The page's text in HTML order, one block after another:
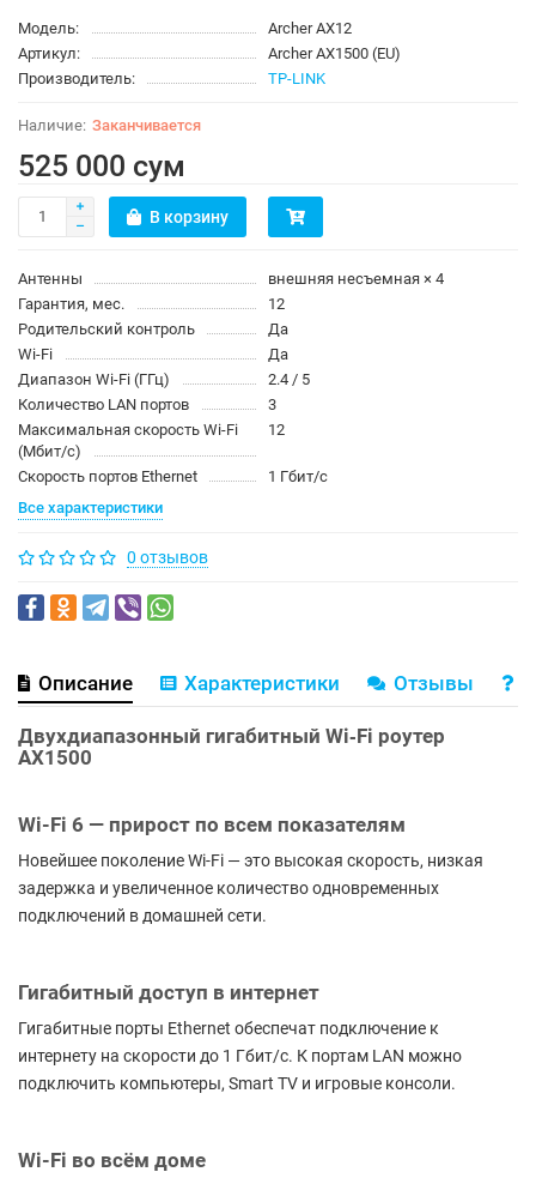
Модель:
Archer AX12
Артикул:
Archer AX1500 (EU)
Производитель:
TP-LINK
Заканчивается
525 000 сум
В корзину
Антенны
внешняя несъемная × 4
Гарантия, мес.
12
Родительский контроль
Да
Wi-Fi
Да
Диапазон Wi-Fi (ГГц)
2.4 / 5
Количество LAN портов
3
Максимальная скорость Wi-Fi
(Мбит/с)
12
Скорость портов Ethernet
1 Гбит/с
Все характеристики
0 отзывов
Описание Характеристики Отзывы
Двухдиапазонный гигабитный Wi‑Fi роутер
AX1500
Wi-Fi 6 — прирост по всем показателям
Новейшее поколение Wi-Fi — это высокая скорость, низкая
задержка и увеличенное количество одновременных
подключений в домашней сети.
Гигабитный доступ в интернет
Гигабитные порты Ethernet обеспечат подключение к
интернету на скорости до 1 Гбит/с. К портам LAN можно
подключить компьютеры, Smart TV и игровые консоли.
Wi-Fi во всём доме